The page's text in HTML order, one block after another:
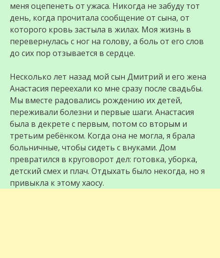
меня оцепенеть от ужаса. Никогда не забуду тот
день, когда прочитала сообщение от сына, от
которого кровь застыла в жилах. Моя жизнь в
перевернулась с ног на голову, а боль от его слов
до сих пор отзывается в сердце.
Несколько лет назад мой сын Дмитрий и его жена
Анастасия переехали ко мне сразу после свадьбы.
Мы вместе радовались рождению их детей,
переживали болезни и первые шаги. Анастасия
была в декрете с первым, потом со вторым и
третьим ребёнком. Когда она не могла, я брала
больничные, чтобы сидеть с внуками. Дом
превратился в круговорот дел: готовка, уборка,
детский смех и плач. Отдыхать было некогда, но я
привыкла к этому хаосу.